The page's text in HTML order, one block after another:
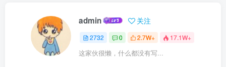
admin 关注
2732 0 2.7W+ 17.1W+
这家伙很懒，什么都没有写...